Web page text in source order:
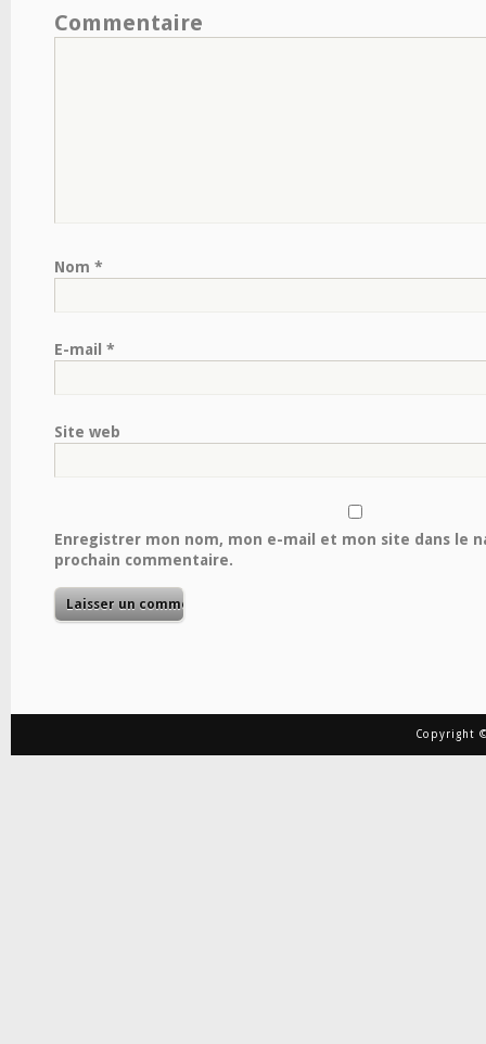
Commentaire
Nom *
E-mail *
Site web
Enregistrer mon nom, mon e-mail et mon site dans le
prochain commentaire.
Copyright